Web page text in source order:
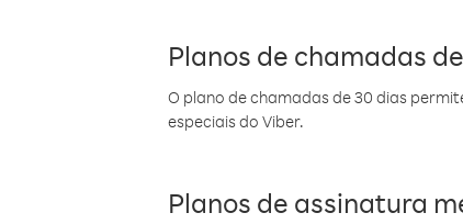
Planos de chamadas
O plano de chamadas de 30 dias
especiais do Viber.
Planos de assinatura